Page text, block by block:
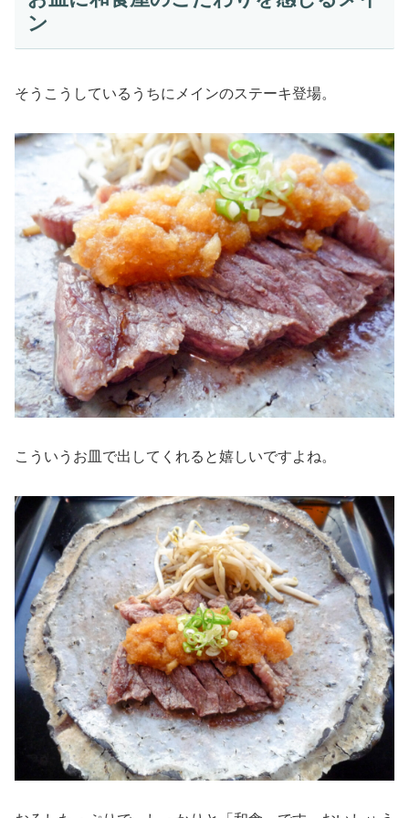
ン
そうこうしているうちにメインのステーキ登場。
こういうお皿で出してくれると嬉しいですよね。